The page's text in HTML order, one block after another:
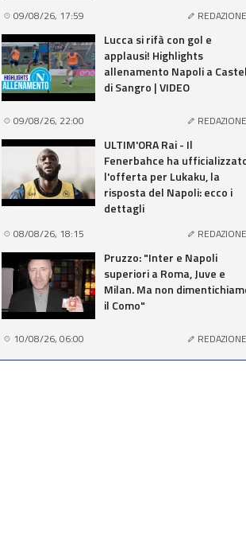
09/08/26, 17:59 REDAZIONE
Lucca si rifà con gol e
applausi! Highlights
allenamento Napoli a Castel
di Sangro | VIDEO
09/08/26, 22:00 REDAZIONE
ULTIM'ORA Rai - Il
Fenerbahce ha
l'offerta per Lukaku, la
risposta del Napoli: ecco i
dettagli
08/08/26, 18:15 REDAZIONE
Pruzzo: "Inter e Napoli
superiori a Roma, Juve e
Milan. Ma non
il Como"
10/08/26, 06:00 REDAZIONE